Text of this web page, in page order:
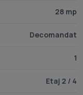
28 mp
Decomandat
1
Etaj 2 / 4